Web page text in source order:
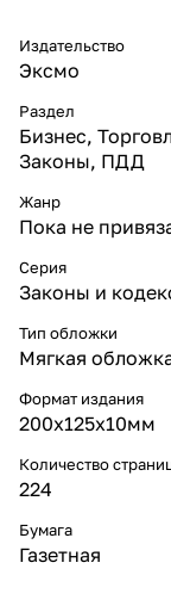
Издательство
Эксмо
Раздел
Бизнес,
Законы, ПДД
Жанр
Пока не
Серия
Законы и
Тип обложки
Мягкая
Формат издания
200х125х10мм
Количество
224
Бумага
Газетная